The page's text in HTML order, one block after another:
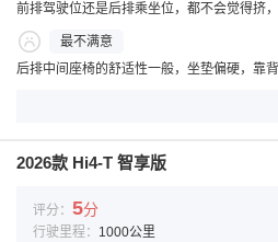
前排驾驶位还是后排乘坐位，都不会觉得挤
最不满意
后排中间座椅的舒适性一般，坐垫偏硬，靠
2026款 Hi4-T 智享版
评分： 5分
行驶里程： 1000公里